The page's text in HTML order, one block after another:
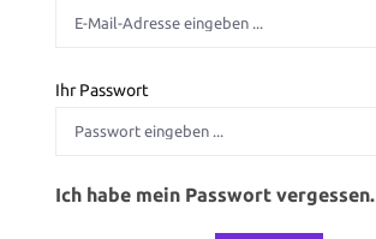
Ihr Passwort
Ich habe mein Passwort vergessen.